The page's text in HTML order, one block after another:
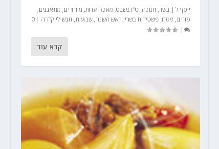
יוסף ל| בשר, חנוכה, ט"ו בשבט, מאכלי עדות, מיוחדים, מתאבנים,
פורים, פסח, פשטידות בשרי, ראש השנה, שבועות, תבשילי קדרה |
0
|
קרא עוד